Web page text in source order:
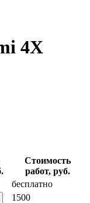
4X
Стоимость
работ, руб.
бесплатно
1500